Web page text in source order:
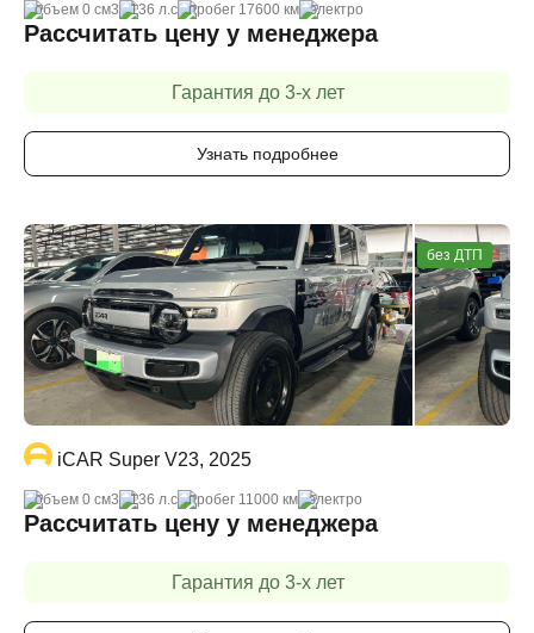
объем 0 cм3 136 л.с пробег 17600 км электро
Рассчитать цену у менеджера
Гарантия до 3-х лет
Узнать подробнее
без ДТП
iCAR Super V23, 2025
объем 0 cм3 136 л.с пробег 11000 км электро
Рассчитать цену у менеджера
Гарантия до 3-х лет